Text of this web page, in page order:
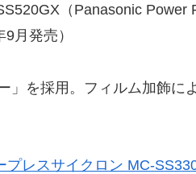
（Panasonic
月発売）
」を採用。フィルム加飾
プレスサイクロン MC-